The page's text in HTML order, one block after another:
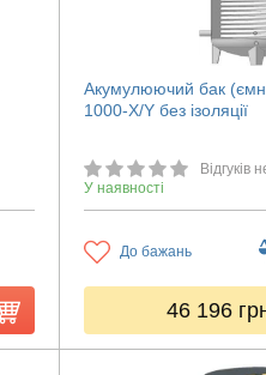
Акумулюючий бак
1000-X/Y без ізоляції
Відгуків
У наявності
До бажань
46 196